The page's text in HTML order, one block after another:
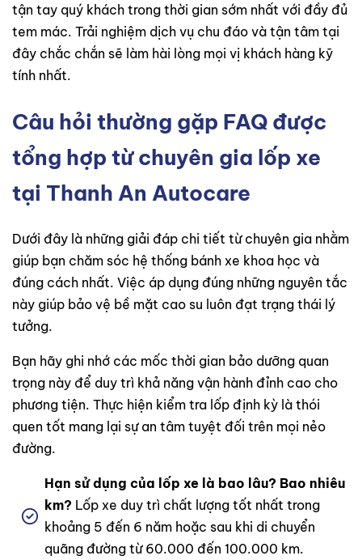
tận tay quý khách trong thời gian sớm nhất với đầy đủ
tem mác. Trải nghiệm dịch vụ chu đáo và tận tâm tại
đây chắc chắn sẽ làm hài lòng mọi vị khách hàng kỹ
tính nhất.
Câu hỏi thường gặp FAQ được
tổng hợp từ chuyên gia lốp xe
tại Thanh An Autocare
Dưới đây là những giải đáp chi tiết từ chuyên gia nhằm
giúp bạn chăm sóc hệ thống bánh xe khoa học và
đúng cách nhất. Việc áp dụng đúng những nguyên tắc
này giúp bảo vệ bề mặt cao su luôn đạt trạng thái lý
tưởng.
Bạn hãy ghi nhớ các mốc thời gian bảo dưỡng quan
trọng này để duy trì khả năng vận hành đỉnh cao cho
phương tiện. Thực hiện kiểm tra lốp định kỳ là thói
quen tốt mang lại sự an tâm tuyệt đối trên mọi nẻo
đường.
Hạn sử dụng của lốp xe là bao lâu? Bao nhiêu
km? Lốp xe duy trì chất lượng tốt nhất trong
khoảng 5 đến 6 năm hoặc sau khi di chuyển
quãng đường từ 60.000 đến 100.000 km.